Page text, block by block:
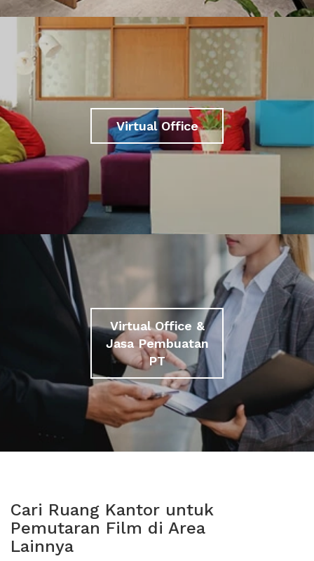
Virtual Office
Virtual Office &
Jasa Pembuatan
PT
Cari Ruang Kantor untuk
Pemutaran Film di Area
Lainnya